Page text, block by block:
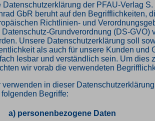
Datenschutzerklärung der PFAU-Verlag S.
GbR beruht auf den Begrifflichkeiten,
Richtlinien- und
Datenschutz-Grundverordnung (DS-GVO)
Unsere Datenschutzerklärung soll
als auch für unsere Kunden und
lesbar und verständlich sein. Um dies
wir vorab die verwendeten
verwenden in dieser
Begriffe:
a) personenbezogene Daten